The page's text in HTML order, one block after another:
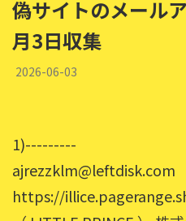
偽サイトのメール
月3日収集
2026-06-03
1)---------
ajrezzklm@leftdisk.com
https://